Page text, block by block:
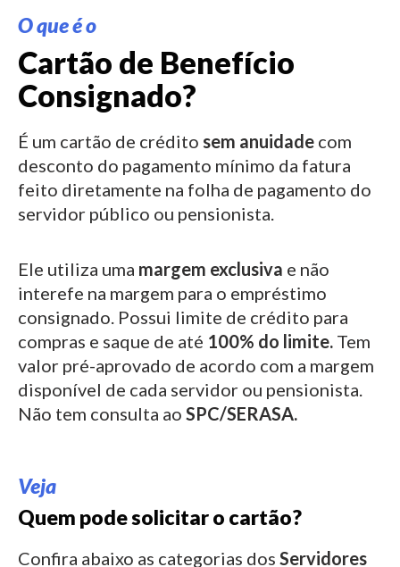
O que é o
Cartão de Benefício
Consignado?
É um cartão de crédito sem anuidade com
desconto do pagamento mínimo da fatura
feito diretamente na folha de pagamento do
servidor público ou pensionista.
Ele utiliza uma margem exclusiva e não
interefe na margem para o empréstimo
consignado. Possui limite de crédito para
compras e saque de até 100% do limite. Tem
valor pré-aprovado de acordo com a margem
disponível de cada servidor ou pensionista.
Não tem consulta ao SPC/SERASA.
Veja
Quem pode solicitar o cartão?
Confira abaixo as categorias dos Servidores